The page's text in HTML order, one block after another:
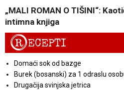
„MALI ROMAN O TIŠINI“:
intimna knjiga
RECEPTI
Domaći sok od bazge
Burek (bosanski) za 1 odraslu
Drugačija svinjska jetrica